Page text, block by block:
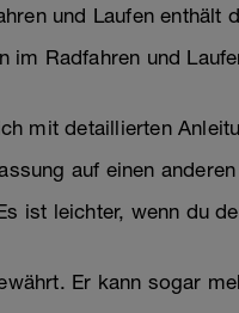
und Laufen enthält
im Radfahren und
mit detaillierten
auf einen
ist leichter, wenn du
Er kann sogar